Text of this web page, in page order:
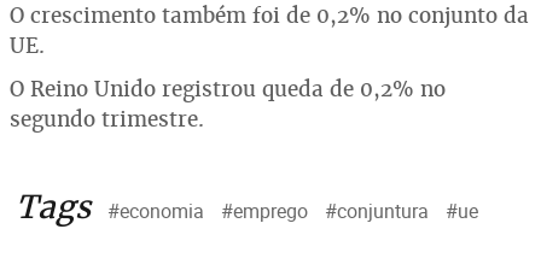
O crescimento também foi de 0,2% no conjunto da
UE.
O Reino Unido registrou queda de 0,2% no
segundo trimestre.
Tags #economia #emprego #conjuntura #ue